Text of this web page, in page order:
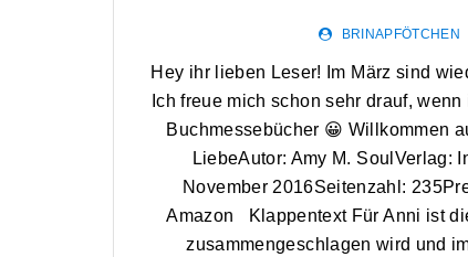
BRINAPFÖTCHEN
Hey ihr lieben Leser! Im März sind
Ich freue mich schon sehr drauf,
Buchmessebücher 😀 Willkommen
LiebeAutor: Amy M. SoulVerlag:
November 2016Seitenzahl:
Amazon Klappentext Für Anni ist
zusammengeschlagen wird und